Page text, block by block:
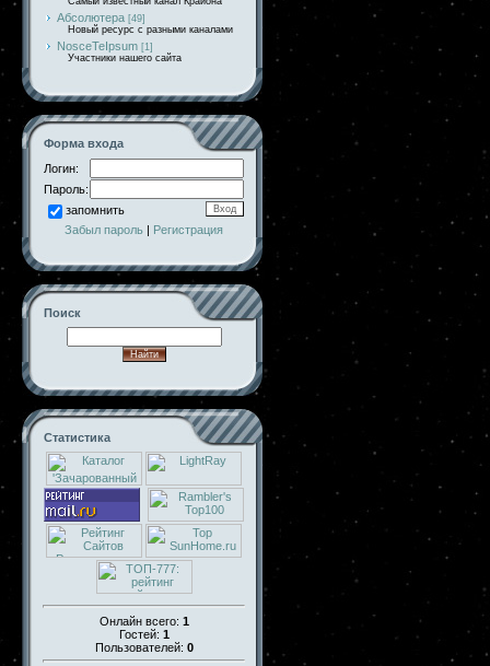
Абсолютера [49]
Новый ресурс с разными каналами
NosceTeIpsum [1]
Участники нашего сайта
Форма входа
Логин:
Пароль:
запомнить
Забыл пароль | Регистрация
Поиск
Статистика
Онлайн всего: 1
Гостей: 1
Пользователей: 0